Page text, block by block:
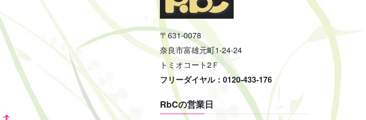
〒631-0078
奈良市富雄元町1-24-24
トミオコート2Ｆ
フリーダイヤル：0120-433-176
RbCの営業日